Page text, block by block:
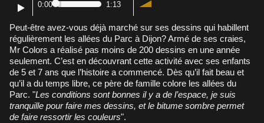
0:00 1:13
Peut-être avez-vous déjà marché sur ses dessins qui habillent
régulièrement les allées du Parc à Dijon? Armé de ses craies,
Mr Colors a réalisé pas moins de 200 dessins en une année
seulement. C’est en découvrant cette activité avec ses enfants
de 5 et 7 ans que l’histoire a commencé. Dès qu’il fait beau et
qu’il a du temps libre, ce père de famille colore les allées du
Parc. "Les conditions sont bonnes il y a de l’espace, je suis
tranquille pour faire mes dessins, et le bitume sombre permet
de faire ressortir les couleurs".